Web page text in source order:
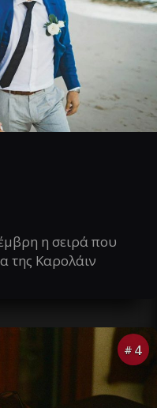
η σειρά που
της Καρολάιν
# 4